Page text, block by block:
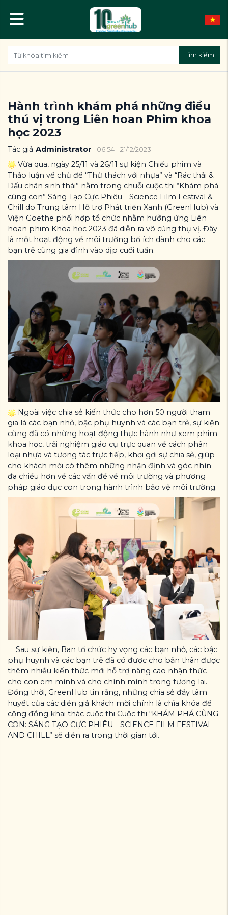
Tìm kiếm
Hành trình khám phá những điều
thú vị trong Liên hoan Phim khoa
học 2023
Tác giả Administrator 06:54 - 21/12/2023
Vừa qua, ngày 25/11 và 26/11 sự kiện Chiếu phim và
Thảo luận về chủ đề “Thử thách với nhựa” và “Rác thải &
Dấu chân sinh thái” nằm trong chuỗi cuộc thi “Khám phá
cùng con” Sáng Tạo Cực Phiêu - Science Film Festival &
Chill do Trung tâm Hỗ trợ Phát triển Xanh (GreenHub) và
Viện Goethe phối hợp tổ chức nhằm hưởng ứng Liên
hoan phim Khoa học 2023 đã diễn ra vô cùng thụ vị. Đây
là một hoạt động về môi trường bổ ích dành cho các
bạn trẻ cùng gia đình vào dịp cuối tuần.
Ngoài việc chia sẻ kiến thức cho hơn 50 người tham
gia là các bạn nhỏ, bậc phụ huynh và các bạn trẻ, sự kiện
cũng đã có những hoạt động thực hành như xem phim
khoa học, trải nghiệm giáo cụ trực quan về cách phân
loại nhựa và tương tác trực tiếp, khơi gợi sự chia sẻ, giúp
cho khách mời có thêm những nhận định và góc nhìn
đa chiều hơn về các vấn đề về môi trường và phương
pháp giáo dục con trong hành trình bảo vệ môi trường.
Sau sự kiện, Ban tổ chức hy vọng các bạn nhỏ, các bậc
phụ huynh và các bạn trẻ đã có được cho bản thân được
thêm nhiều kiến thức mới hỗ trợ nâng cao nhận thức
cho con em mình và cho chính mình trong tương lai.
Đồng thời, GreenHub tin rằng, những chia sẻ đầy tâm
huyết của các diễn giả khách mời chính là chìa khóa để
cộng đồng khai thác cuộc thi Cuộc thi “KHÁM PHÁ CÙNG
CON: SÁNG TẠO CỰC PHIÊU - SCIENCE FILM FESTIVAL
AND CHILL” sẽ diễn ra trong thời gian tới.